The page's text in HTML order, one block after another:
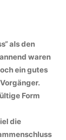
als den
waren
ein gutes
Form
die